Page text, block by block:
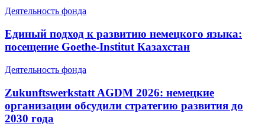
Деятельность фонда
Единый подход к развитию немецкого языка:
посещение Goethe-Institut Казахстан
Деятельность фонда
Zukunftswerkstatt AGDM 2026: немецкие
организации обсудили стратегию развития до
2030 года